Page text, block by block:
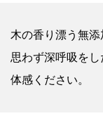
木の香り漂う無添
思わず深呼吸を
体感ください。